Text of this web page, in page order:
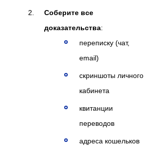
Соберите все
доказательства:
переписку (чат,
email)
скриншоты личного
кабинета
квитанции
переводов
адреса кошельков